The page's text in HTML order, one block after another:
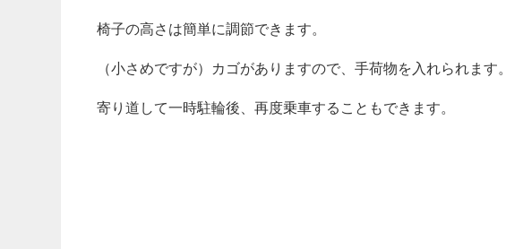
椅子の高さは簡単に調節できます。
（小さめですが）カゴがありますので、手荷物を入れられます。
寄り道して一時駐輪後、再度乗車することもできます。